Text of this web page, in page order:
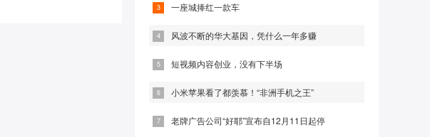
一座城捧红一款车
风波不断的华大基因，凭什么一年多赚
短视频内容创业，没有下半场
小米苹果看了都羡慕！“非洲手机之王”
老牌广告公司“好耶”宣布自12月11日起停